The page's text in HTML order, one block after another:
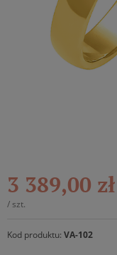
3 389,00 zł
/ szt.
Kod produktu: VA-102